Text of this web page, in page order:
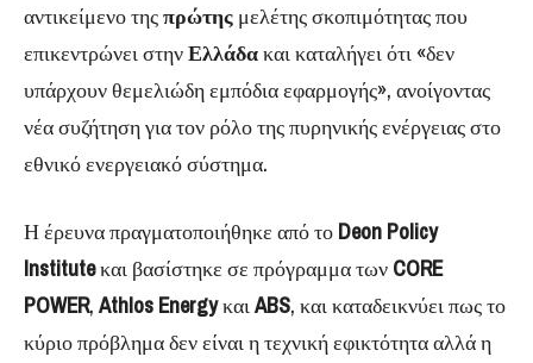
αντικείμενο τηςπρώτης μελέτης σκοπιμότητας που
επικεντρώνει στηνΕλλάδακαι καταλήγει ότι «δεν
υπάρχουν θεμελιώδη εμπόδια εφαρμογής», ανοίγοντας
νέα συζήτηση για τον ρόλο της πυρηνικής ενέργειας στο
εθνικό ενεργειακό σύστημα.
Η έρευνα πραγματοποιήθηκε από το Deon Policy
Instituteκαι βασίστηκε σε πρόγραμμα των CORE
POWER, Athlos EnergyκαιABS, και καταδεικνύει πως το
κύριο πρόβλημα δεν είναι η τεχνική εφικτότητα αλλά η